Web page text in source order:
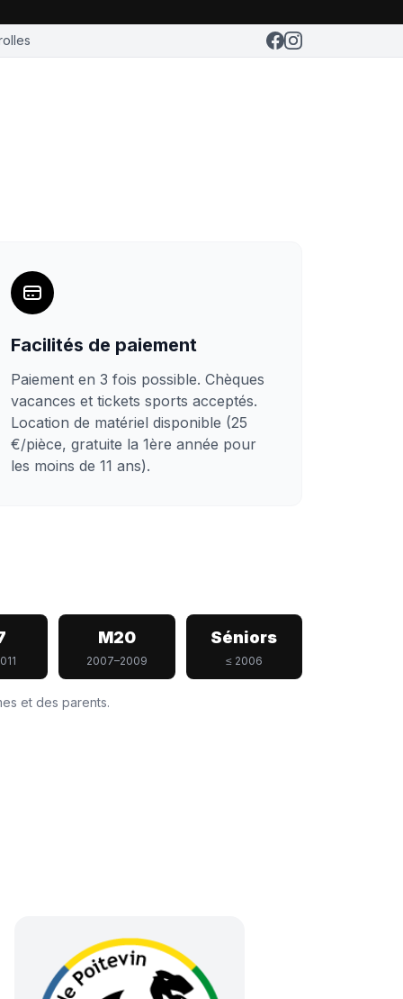
Facilités de paiement
Paiement en 3 fois possible. Chèques
vacances et tickets sports acceptés.
Location de matériel disponible (25
€/pièce, gratuite la 1ère année pour
les moins de 11 ans).
M20
2007–2009
Séniors
≤ 2006
et des parents.